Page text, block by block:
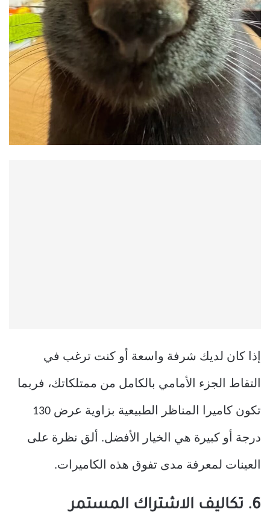
إذا كان لديك شرفة واسعة أو كنت ترغب في
التقاط الجزء الأمامي بالكامل من ممتلكاتك، فربما
تكون كاميرا المناظر الطبيعية بزاوية عرض 130
درجة أو كبيرة هي الخيار الأفضل. ألق نظرة على
العينات لمعرفة مدى تفوق هذه الكاميرات.
6. تكاليف الاشتراك المستمر